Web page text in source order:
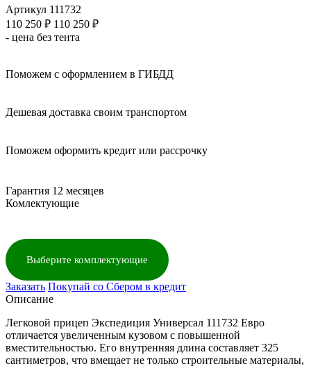
Артикул 111732
110 250 ₽ 110 250 ₽
- цена без тента
Поможем с оформлением в ГИБДД
Дешевая доставка своим транспортом
Поможем оформить кредит или рассрочку
Гарантия 12 месяцев
Комлектующие
Выберите комплектующие
Заказать Покупай со Сбером в кредит
Описание
Легковой прицеп Экспедиция Универсал 111732 Евро
отличается увеличенным кузовом с повышенной
вместительностью. Его внутренняя длина составляет 325
сантиметров, что вмещает не только строительные материалы,